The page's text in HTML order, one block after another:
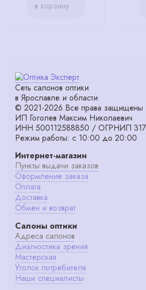
в корзину
Сеть салонов оптики
в Ярославле и области
© 2021-2026 Все права защищены
ИП Гоголев Максим Николаевич
ИНН 500112588850 / ОГРНИП
Режим работы: с 10:00 до 20:00
Интернет-магазин
Пункты выдачи заказов
Оформление заказа
Оплата
Доставка
Обмен и возврат
Салоны оптики
Адреса салонов
Диагностика зрения
Мастерская
Уголок потребителя
Наши специалисты